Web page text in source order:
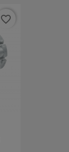
favorite_border